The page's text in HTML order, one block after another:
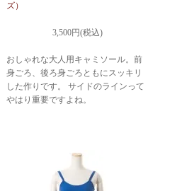
ズ）
3,500円(税込)
おしゃれな大人用キャミソール。前
身ごろ、後ろ身ごろともにスッキリ
した作りです。 サイドのラインって
やはり重要ですよね。